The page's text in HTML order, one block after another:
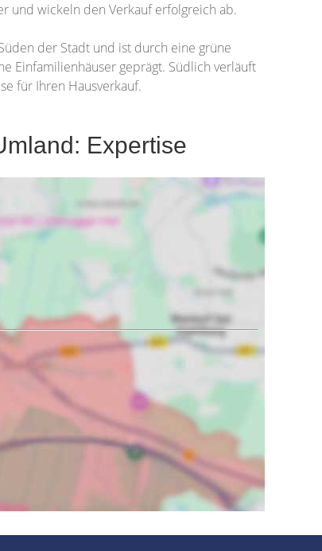
und wickeln den Verkauf erfolgreich ab.
der Stadt und ist durch eine grüne
Einfamilienhäuser geprägt. Südlich verläuft
für Ihren Hausverkauf.
Expertise